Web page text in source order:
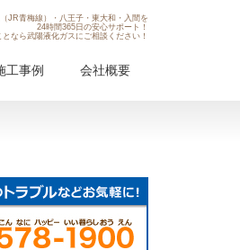
JR青梅線）・八王子・東大和・入間を
24時間365日の安心サポート！
なら武陽液化ガスにご相談ください！
工事例 会社概要